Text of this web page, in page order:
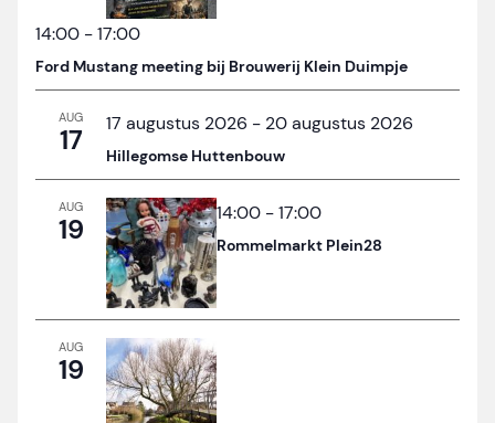
14:00 -17:00
Ford Mustang meeting bij Brouwerij Klein Duimpje
AUG
17 17 augustus 2026 - 20 augustus 2026
Hillegomse Huttenbouw
AUG
19 14:00 -17:00
Rommelmarkt Plein28
AUG
19